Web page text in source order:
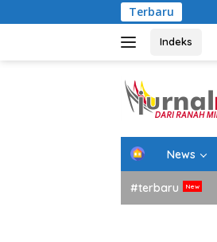
ke
Terbaru
Indeks
H
m
e
News
#terbaru